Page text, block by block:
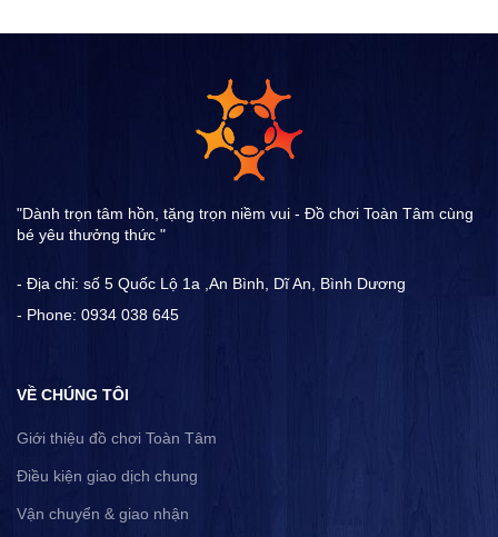
"Dành trọn tâm hồn, tặng trọn niềm vui - Đồ chơi Toàn Tâm cùng
bé yêu thưởng thức "
- Địa chỉ: số 5 Quốc Lộ 1a ,An Bình, Dĩ An, Bình Dương
- Phone: 0934 038 645
VỀ CHÚNG TÔI
Giới thiệu đồ chơi Toàn Tâm
Điều kiện giao dịch chung
Vận chuyển & giao nhận